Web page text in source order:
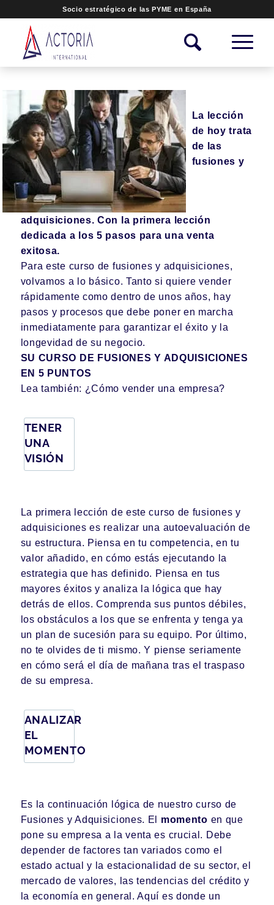
Socio estratégico de las PYME en España
La lección
de hoy trata
de las
fusiones y
adquisiciones. Con la primera lección
dedicada a los 5 pasos para una venta
exitosa.
Para este curso de fusiones y adquisiciones,
volvamos a lo básico. Tanto si quiere vender
rápidamente como dentro de unos años, hay
pasos y procesos que debe poner en marcha
inmediatamente para garantizar el éxito y la
longevidad de su negocio.
SU CURSO DE FUSIONES Y ADQUISICIONES
EN 5 PUNTOS
Lea también: ¿Cómo vender una empresa?
TENER
UNA
VISIÓN
La primera lección de este curso de fusiones y
adquisiciones es realizar una autoevaluación de
su estructura. Piensa en tu competencia, en tu
valor añadido, en cómo estás ejecutando la
estrategia que has definido. Piensa en tus
mayores éxitos y analiza la lógica que hay
detrás de ellos. Comprenda sus puntos débiles,
los obstáculos a los que se enfrenta y tenga ya
un plan de sucesión para su equipo. Por último,
no te olvides de ti mismo. Y piense seriamente
en cómo será el día de mañana tras el traspaso
de su empresa.
ANALIZAR
EL
MOMENTO
Es la continuación lógica de nuestro curso de
Fusiones y Adquisiciones. El momento en que
pone su empresa a la venta es crucial. Debe
depender de factores tan variados como el
estado actual y la estacionalidad de su sector, el
mercado de valores, las tendencias del crédito y
la economía en general. Aquí es donde un